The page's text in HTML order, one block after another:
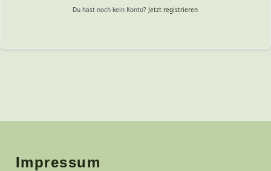
Du hast noch kein Konto? Jetzt registrieren
Impressum